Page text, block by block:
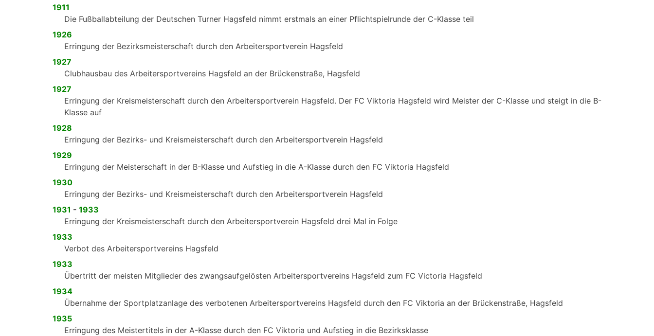
1911
Die Fußballabteilung der Deutschen Turner Hagsfeld nimmt erstmals an einer Pflichtspielrunde der C-Klasse teil
1926
Erringung der Bezirksmeisterschaft durch den Arbeitersportverein Hagsfeld
1927
Clubhausbau des Arbeitersportvereins Hagsfeld an der Brückenstraße, Hagsfeld
1927
Erringung der Kreismeisterschaft durch den Arbeitersportverein Hagsfeld. Der FC Viktoria Hagsfeld wird Meister der C-Klasse und steigt in die B-
Klasse auf
1928
Erringung der Bezirks- und Kreismeisterschaft durch den Arbeitersportverein Hagsfeld
1929
Erringung der Meisterschaft in der B-Klasse und Aufstieg in die A-Klasse durch den FC Viktoria Hagsfeld
1930
Erringung der Bezirks- und Kreismeisterschaft durch den Arbeitersportverein Hagsfeld
1931 - 1933
Erringung der Kreismeisterschaft durch den Arbeitersportverein Hagsfeld drei Mal in Folge
1933
Verbot des Arbeitersportvereins Hagsfeld
1933
Übertritt der meisten Mitglieder des zwangsaufgelösten Arbeitersportvereins Hagsfeld zum FC Victoria Hagsfeld
1934
Übernahme der Sportplatzanlage des verbotenen Arbeitersportvereins Hagsfeld durch den FC Viktoria an der Brückenstraße, Hagsfeld
1935
Erringung des Meistertitels in der A-Klasse durch den FC Viktoria und Aufstieg in die Bezirksklasse